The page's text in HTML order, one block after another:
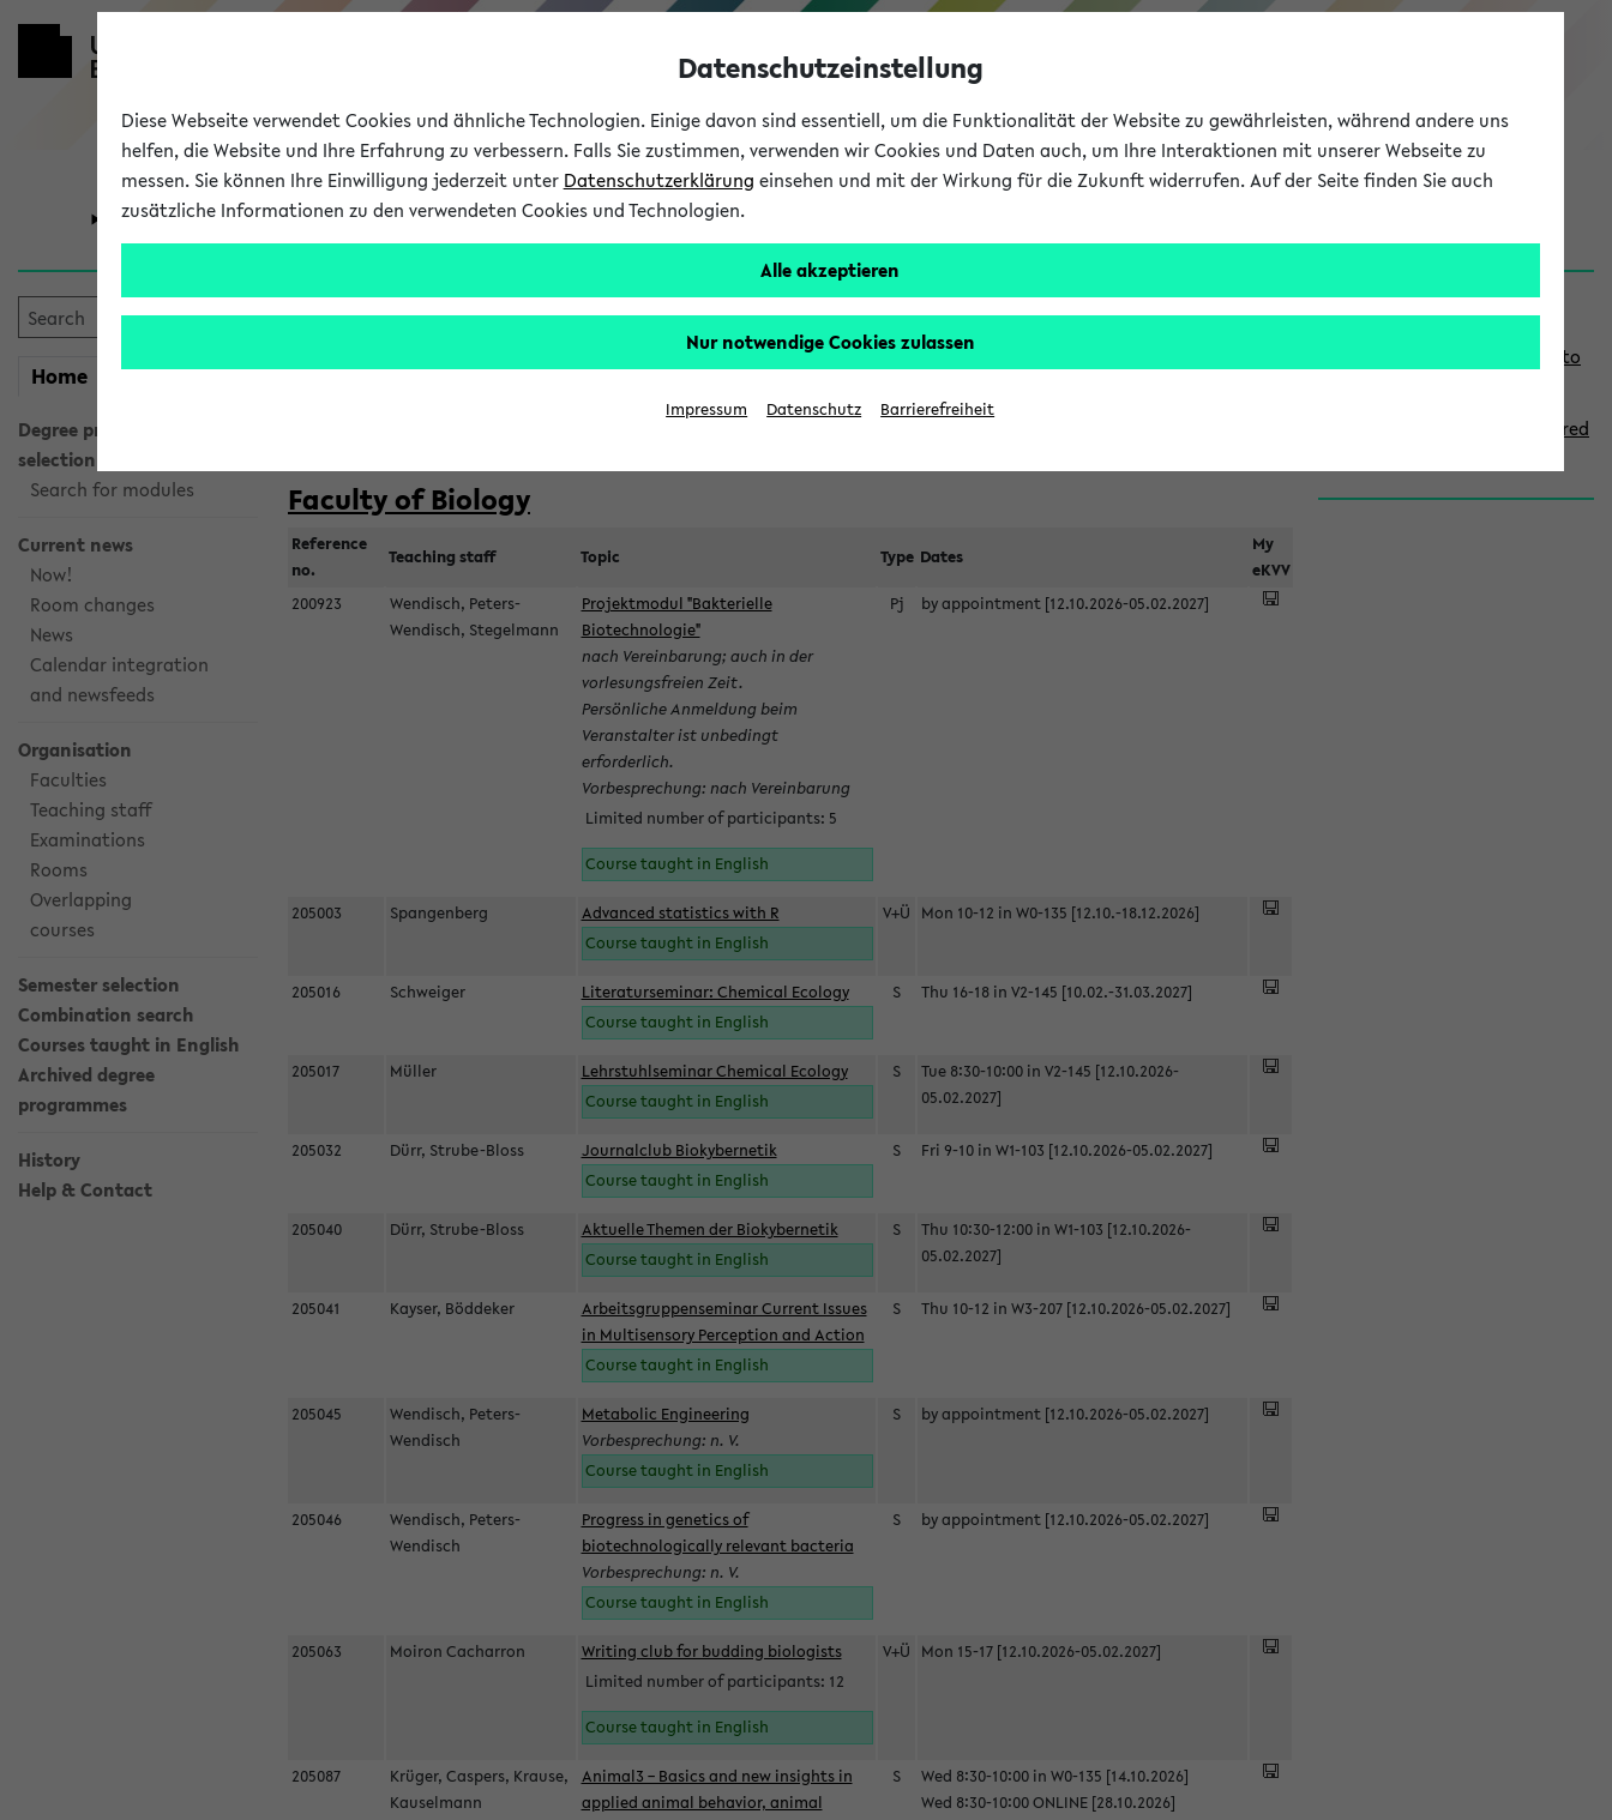
eKVV
University Research Studies
Home myeKVV
Degree programme
selection
Search for modules
Current news
Now!
Room changes
News
Calendar integration
and newsfeeds
Organisation
Faculties
Teaching staff
Examinations
Rooms
Overlapping
courses
Semester selection
Combination search
Courses taught in English
Archived degree
programmes
History
Help & Contact
Courses taught in English
Semester:
Faculty of Biology
Reference
no.
Teaching staff Topic Type Dates
My
eKVV
200923
Wendisch, Peters-
Wendisch, Stegelmann
Projektmodul "Bakterielle
Biotechnologie"
nach Vereinbarung; auch in der
vorlesungsfreien Zeit.
Persönliche Anmeldung beim
Veranstalter ist unbedingt
erforderlich.
Vorbesprechung: nach Vereinbarung
Limited number of participants: 5
Course taught in English
Pj by appointment [12.10.2026-05.02.2027]
205003 Spangenberg
Advanced statistics with R
Course taught in English
V+Ü Mon 10-12 in W0-135 [12.10.-18.12.2026]
205016 Schweiger
Literaturseminar: Chemical Ecology
Course taught in English
S Thu 16-18 in V2-145 [10.02.-31.03.2027]
205017 Müller
Lehrstuhlseminar Chemical Ecology
Course taught in English
S
Tue 8:30-10:00 in V2-145 [12.10.2026-
05.02.2027]
205032 Dürr, Strube-Bloss
Journalclub Biokybernetik
Course taught in English
S Fri 9-10 in W1-103 [12.10.2026-05.02.2027]
205040 Dürr, Strube-Bloss
Aktuelle Themen der Biokybernetik
Course taught in English
S
Thu 10:30-12:00 in W1-103 [12.10.2026-
05.02.2027]
205041 Kayser, Böddeker
Arbeitsgruppenseminar Current Issues
in Multisensory Perception and Action
Course taught in English
S Thu 10-12 in W3-207 [12.10.2026-05.02.2027]
205045
Wendisch, Peters-
Wendisch
Metabolic Engineering
Vorbesprechung: n. V.
Course taught in English
S by appointment [12.10.2026-05.02.2027]
205046
Wendisch, Peters-
Wendisch
Progress in genetics of
biotechnologically relevant bacteria
Vorbesprechung: n. V.
Course taught in English
S by appointment [12.10.2026-05.02.2027]
205063 Moiron Cacharron
Writing club for budding biologists
Limited number of participants: 12
Course taught in English
V+Ü Mon 15-17 [12.10.2026-05.02.2027]
205087
Krüger, Caspers, Krause,
Kauselmann
Animal3 – Basics and new insights in
applied animal behavior, animal
S
Wed 8:30-10:00 in W0-135 [14.10.2026]
Wed 8:30-10:00 ONLINE [28.10.2026]
S
d
Links
Use the combination search to
How to indicate courses offered
Datenschutzeinstellung
Diese Webseite verwendet Cookies und ähnliche Technologien. Einige davon sind essentiell, um die Funktionalität der Website zu gewährleisten, während andere uns
helfen, die Website und Ihre Erfahrung zu verbessern. Falls Sie zustimmen, verwenden wir Cookies und Daten auch, um Ihre Interaktionen mit unserer Webseite zu
messen. Sie können Ihre Einwilligung jederzeit unter Datenschutzerklärung einsehen und mit der Wirkung für die Zukunft widerrufen. Auf der Seite finden Sie auch
zusätzliche Informationen zu den verwendeten Cookies und Technologien.
Alle akzeptieren
Nur notwendige Cookies zulassen
Impressum Datenschutz Barrierefreiheit